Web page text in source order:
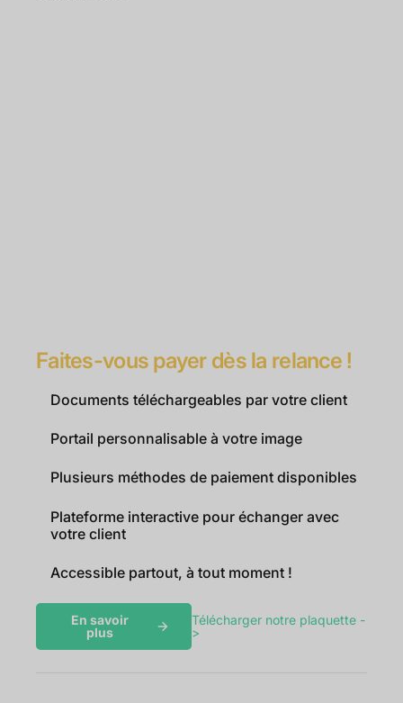
Faites-vous payer dès la relance !
Documents téléchargeables par votre client
Portail personnalisable à votre image
Plusieurs méthodes de paiement disponibles
Plateforme interactive pour échanger avec
votre client
Accessible partout, à tout moment !
En savoir
plus
Télécharger notre plaquette -
>